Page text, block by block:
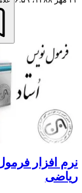
نرم افزار
ریاضی